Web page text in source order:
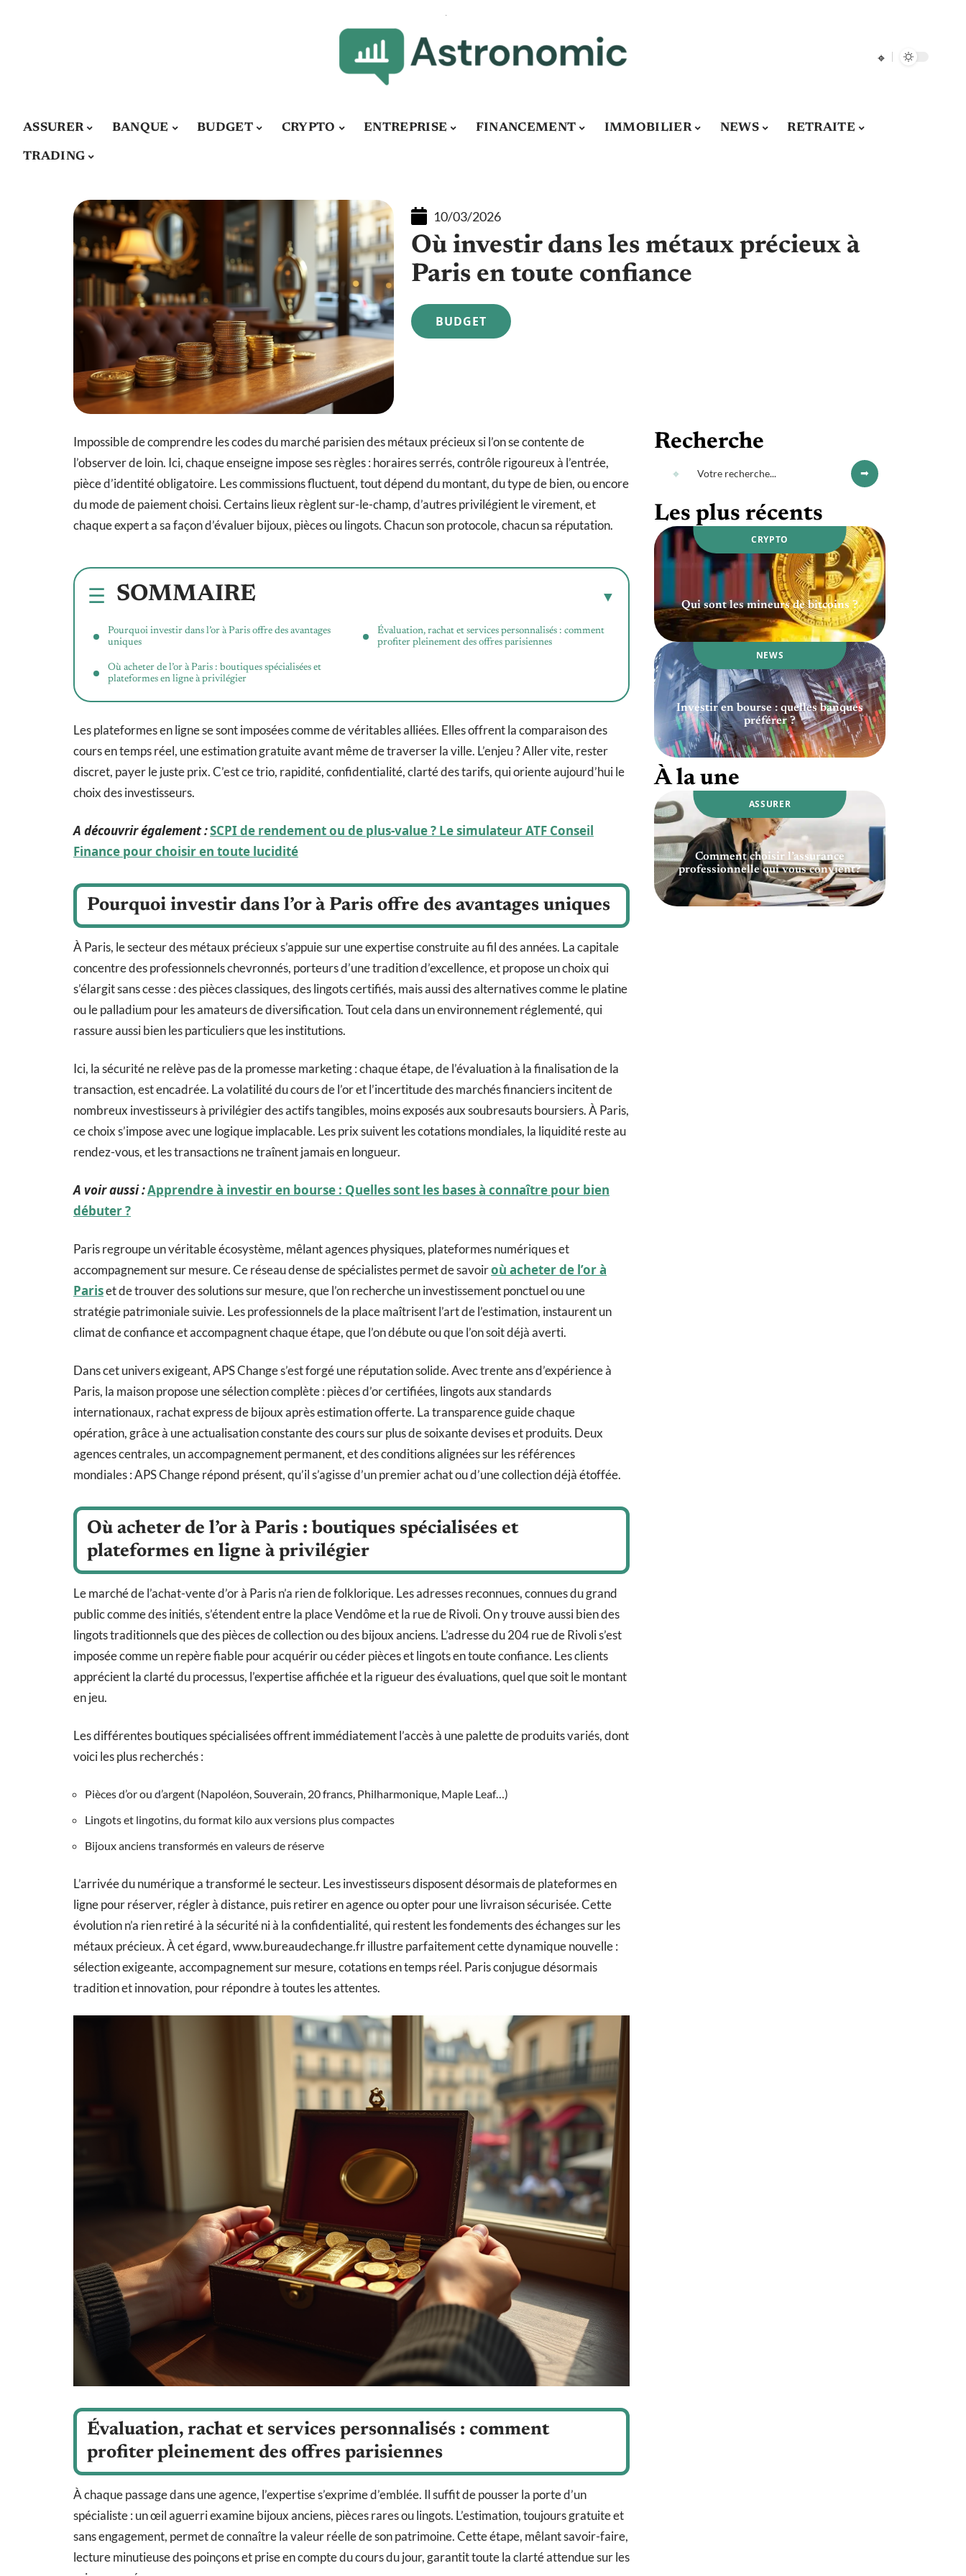
ASSURER BANQUE BUDGET CRYPTO ENTREPRISE FINANCEMENT IMMOBILIER NEWS RETRAITE
TRADING
10/03/2026
Où investir dans les métaux précieux à
Paris en toute confiance
BUDGET
Impossible de comprendre les codes du marché parisien des métaux précieux si l’on se contente de
l’observer de loin. Ici, chaque enseigne impose ses règles : horaires serrés, contrôle rigoureux à l’entrée,
pièce d’identité obligatoire. Les commissions fluctuent, tout dépend du montant, du type de bien, ou encore
du mode de paiement choisi. Certains lieux règlent sur-le-champ, d’autres privilégient le virement, et
chaque expert a sa façon d’évaluer bijoux, pièces ou lingots. Chacun son protocole, chacun sa réputation.
SOMMAIRE
Pourquoi investir dans l’or à Paris offre des avantages
uniques
Où acheter de l’or à Paris : boutiques spécialisées et
plateformes en ligne à privilégier
Évaluation, rachat et services personnalisés : comment
profiter pleinement des offres parisiennes
Les plateformes en ligne se sont imposées comme de véritables alliées. Elles offrent la comparaison des
cours en temps réel, une estimation gratuite avant même de traverser la ville. L’enjeu ? Aller vite, rester
discret, payer le juste prix. C’est ce trio, rapidité, confidentialité, clarté des tarifs, qui oriente aujourd’hui le
choix des investisseurs.
A découvrir également :SCPI de rendement ou de plus-value ? Le simulateur ATF Conseil
Finance pour choisir en toute lucidité
Pourquoi investir dans l’or à Paris offre des avantages uniques
À Paris, le secteur des métaux précieux s’appuie sur une expertise construite au fil des années. La capitale
concentre des professionnels chevronnés, porteurs d’une tradition d’excellence, et propose un choix qui
s’élargit sans cesse : des pièces classiques, des lingots certifiés, mais aussi des alternatives comme le platine
ou le palladium pour les amateurs de diversification. Tout cela dans un environnement réglementé, qui
rassure aussi bien les particuliers que les institutions.
Ici, la sécurité ne relève pas de la promesse marketing : chaque étape, de l’évaluation à la finalisation de la
transaction, est encadrée. La volatilité du cours de l’or et l’incertitude des marchés financiers incitent de
nombreux investisseurs à privilégier des actifs tangibles, moins exposés aux soubresauts boursiers. À Paris,
ce choix s’impose avec une logique implacable. Les prix suivent les cotations mondiales, la liquidité reste au
rendez-vous, et les transactions ne traînent jamais en longueur.
A voir aussi :Apprendre à investir en bourse : Quelles sont les bases à connaître pour bien
débuter ?
Paris regroupe un véritable écosystème, mêlant agences physiques, plateformes numériques et
accompagnement sur mesure. Ce réseau dense de spécialistes permet de savoiroù acheter de l’or à
Pariset de trouver des solutions sur mesure, que l’on recherche un investissement ponctuel ou une
stratégie patrimoniale suivie. Les professionnels de la place maîtrisent l’art de l’estimation, instaurent un
climat de confiance et accompagnent chaque étape, que l’on débute ou que l’on soit déjà averti.
Dans cet univers exigeant, APS Change s’est forgé une réputation solide. Avec trente ans d’expérience à
Paris, la maison propose une sélection complète : pièces d’or certifiées, lingots aux standards
internationaux, rachat express de bijoux après estimation offerte. La transparence guide chaque
opération, grâce à une actualisation constante des cours sur plus de soixante devises et produits. Deux
agences centrales, un accompagnement permanent, et des conditions alignées sur les références
mondiales : APS Change répond présent, qu’il s’agisse d’un premier achat ou d’une collection déjà étoffée.
Où acheter de l’or à Paris : boutiques spécialisées et
plateformes en ligne à privilégier
Le marché de l’achat-vente d’or à Paris n’a rien de folklorique. Les adresses reconnues, connues du grand
public comme des initiés, s’étendent entre la place Vendôme et la rue de Rivoli. On y trouve aussi bien des
lingots traditionnels que des pièces de collection ou des bijoux anciens. L’adresse du 204 rue de Rivoli s’est
imposée comme un repère fiable pour acquérir ou céder pièces et lingots en toute confiance. Les clients
apprécient la clarté du processus, l’expertise affichée et la rigueur des évaluations, quel que soit le montant
en jeu.
Les différentes boutiques spécialisées offrent immédiatement l’accès à une palette de produits variés, dont
voici les plus recherchés :
Pièces d’or ou d’argent (Napoléon, Souverain, 20 francs, Philharmonique, Maple Leaf…)
Lingots et lingotins, du format kilo aux versions plus compactes
Bijoux anciens transformés en valeurs de réserve
L’arrivée du numérique a transformé le secteur. Les investisseurs disposent désormais de plateformes en
ligne pour réserver, régler à distance, puis retirer en agence ou opter pour une livraison sécurisée. Cette
évolution n’a rien retiré à la sécurité ni à la confidentialité, qui restent les fondements des échanges sur les
métaux précieux. À cet égard, www.bureaudechange.fr illustre parfaitement cette dynamique nouvelle :
sélection exigeante, accompagnement sur mesure, cotations en temps réel. Paris conjugue désormais
tradition et innovation, pour répondre à toutes les attentes.
Évaluation, rachat et services personnalisés : comment
profiter pleinement des offres parisiennes
À chaque passage dans une agence, l’expertise s’exprime d’emblée. Il suffit de pousser la porte d’un
spécialiste : un œil aguerri examine bijoux anciens, pièces rares ou lingots. L’estimation, toujours gratuite et
sans engagement, permet de connaître la valeur réelle de son patrimoine. Cette étape, mêlant savoir-faire,
lecture minutieuse des poinçons et prise en compte du cours du jour, garantit toute la clarté attendue sur les
Recherche
Les plus récents
CRYPTO
Qui sont les mineurs de bitcoins ?
NEWS
Investir en bourse : quelles banques
préférer ?
À la une
ASSURER
Comment choisir l’assurance
professionnelle qui vous convient?